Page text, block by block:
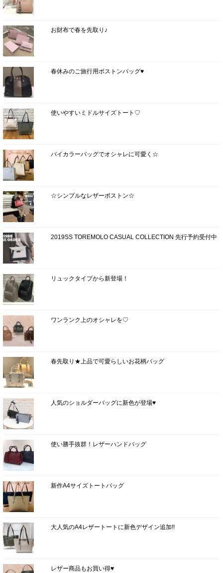
お財布で春を先取り♪
春休みのご旅行用ボストンバッグ♥
使いやすいミドルサイズトート♡
バイカラーバッグでオシャレに可愛く☆
☆シンプルなレザーボストン☆
2019SS TOREMOLO CASUAL COLLECTION 先行予約受付中
リュックタイプから新登場！
ワンランク上のオシャレを♡
春先取り★上品で可愛らしいお花柄バッグ
人気のショルダーバッグに新色が登場♥
使い勝手抜群！レザーハンドバッグ
新作A4サイズトートバッグ
大人気のA4レザートートに新色デザイン追加!!
レザー商品もお買い得♥